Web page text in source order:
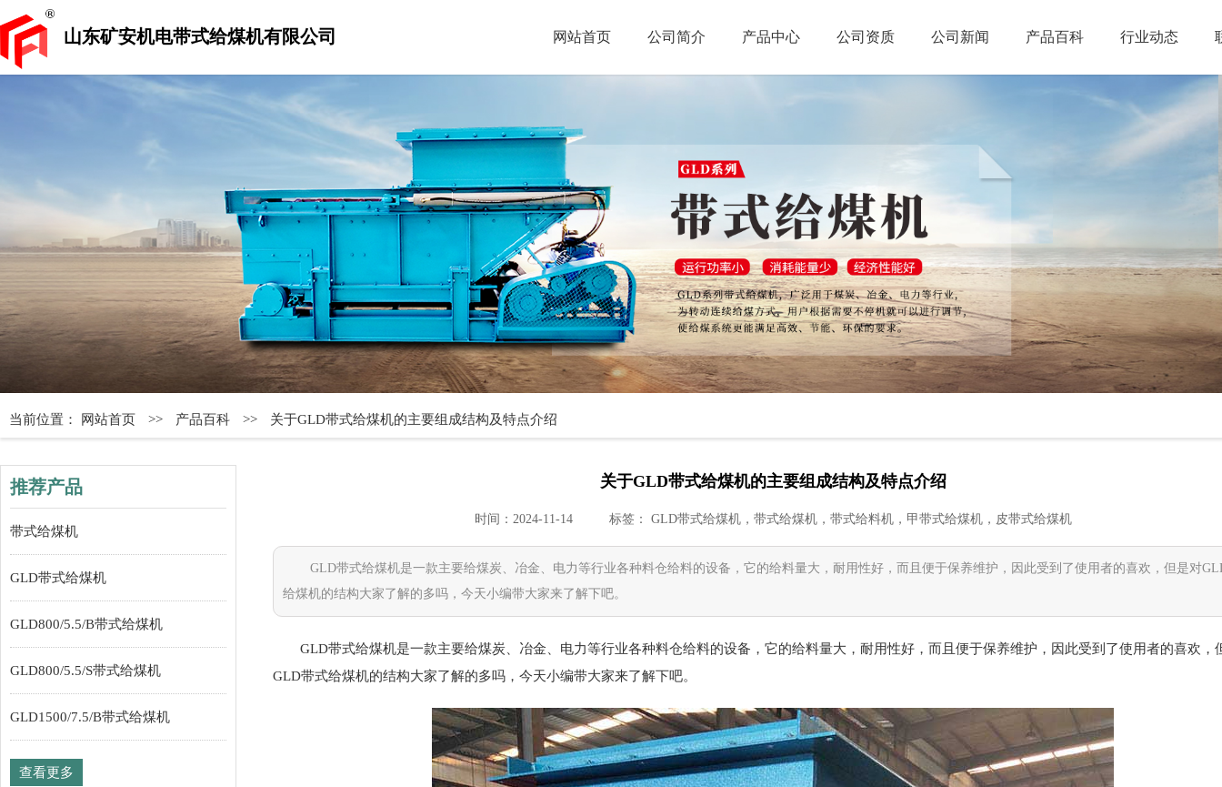
山东矿安机电带式给煤机有限公司 网站首页 公司简介 产品中心 公司资质 公司新闻 产品百科 行业动态
当前位置： 网站首页 >> 产品百科 >> 关于GLD带式给煤机的主要组成结构及特点介绍
推荐产品
带式给煤机
GLD带式给煤机
GLD800/5.5/B带式给煤机
GLD800/5.5/S带式给煤机
GLD1500/7.5/B带式给煤机
查看更多
关于GLD带式给煤机的主要组成结构及特点介绍
时间：2024-11-14 标签： GLD带式给煤机，带式给煤机，带式给料机，甲带式给煤机，皮带式给煤机
GLD带式给煤机是一款主要给煤炭、冶金、电力等行业各种料仓给料的设备，它的给料量大，耐用性好，而且便于保养维护，因此受到了使用者的喜欢，但是对
给煤机的结构大家了解的多吗，今天小编带大家来了解下吧。
GLD带式给煤机是一款主要给煤炭、冶金、电力等行业各种料仓给料的设备，它的给料量大，耐用性好，而且便于保养维护，因此受到了使用者的喜欢，
GLD带式给煤机的结构大家了解的多吗，今天小编带大家来了解下吧。